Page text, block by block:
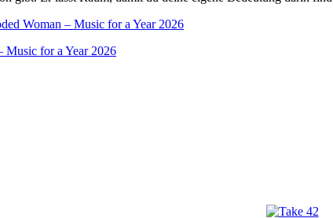
Woman – Music for a Year 2026
Music for a Year 2026